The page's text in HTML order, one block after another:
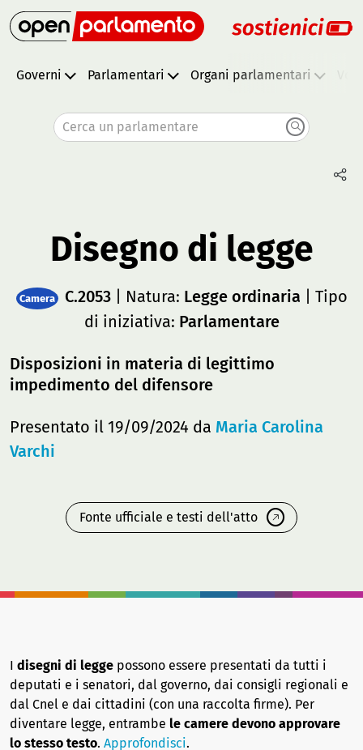
Governi Parlamentari Organi parlamentari
Cerca un parlamentare
Disegno di legge
Camera C.2053| Natura: Legge ordinaria | Tipo
di iniziativa: Parlamentare
Disposizioni in materia di legittimo
impedimento del difensore
Presentato il 19/09/2024 da Maria Carolina
Varchi
Fonte ufficiale e testi dell'atto
I disegni di legge possono essere presentati da tutti i
deputati e i senatori, dal governo, dai consigli regionali e
dal Cnel e dai cittadini (con una raccolta firme). Per
diventare legge, entrambe le camere devono approvare
lo stesso testo. Approfondisci.